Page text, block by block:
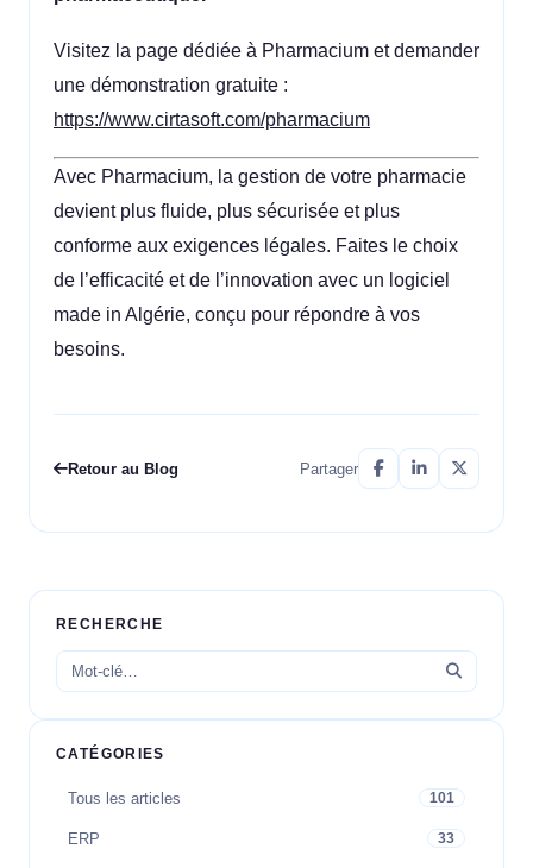
Visitez la page dédiée à Pharmacium et demander
une démonstration gratuite :
https://www.cirtasoft.com/pharmacium
Avec Pharmacium, la gestion de votre pharmacie
devient plus fluide, plus sécurisée et plus
conforme aux exigences légales. Faites le choix
de l’efficacité et de l’innovation avec un logiciel
made in Algérie, conçu pour répondre à vos
besoins.
Retour au Blog Partager
RECHERCHE
CATÉGORIES
Tous les articles 101
ERP 33